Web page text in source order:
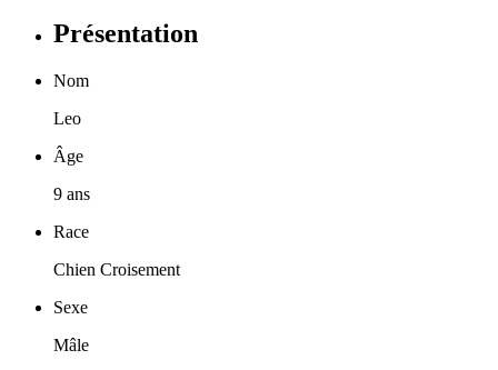
Présentation
Nom
Leo
Âge
9 ans
Race
Chien Croisement
Sexe
Mâle